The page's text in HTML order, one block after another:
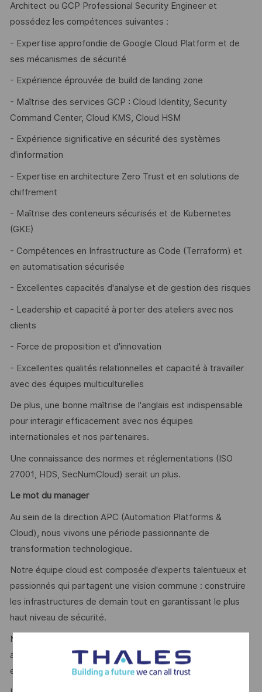
Architect ou GCP Professional Security Engineer et
possédez les compétences suivantes :
- Expertise approfondie de Google Cloud Platform et de
ses mécanismes de sécurité
- Expérience éprouvée de build de landing zone
- Maîtrise des services GCP : Cloud Identity, Security
Command Center, Cloud KMS, Cloud HSM
- Expérience significative en sécurité des systèmes
d'information
- Expertise en architecture Zero Trust et en solutions de
chiffrement
- Maîtrise des conteneurs sécurisés et de Kubernetes
(GKE)
- Compétences en Infrastructure as Code (Terraform) et
en automatisation sécurisée
- Excellentes capacités d'analyse et de gestion des risques
- Leadership et capacité à porter des ateliers avec nos
clients
- Force de proposition et d'innovation
- Excellentes qualités relationnelles et capacité à travailler
avec des équipes multiculturelles
De plus, une bonne maîtrise de l'anglais est indispensable
pour interagir efficacement avec nos équipes
internationales et nos partenaires.
Une connaissance des normes et réglementations (ISO
27001, HDS, SecNumCloud) serait un plus.
Le mot du manager
Au sein de la direction APC (Automation Platforms &
Cloud), nous vivons une période passionnante de
transformation technologique.
Notre équipe cloud est composée d'experts talentueux et
passionnés qui partagent une vision commune : construire
les infrastructures de demain tout en garantissant le plus
haut niveau de sécurité.
Nous recherchons avant tout une personnalité qui saura
apporter sa pierre à l'édifice, partager ses connaissances
et grandir avec l'équipe.